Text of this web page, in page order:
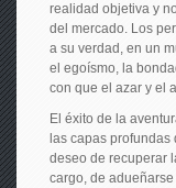
realidad objetiva y
del mercado. Los
a su verdad, en un
el egoísmo, la
con que el azar y el
El éxito de la
las capas
deseo de recuperar
cargo, de